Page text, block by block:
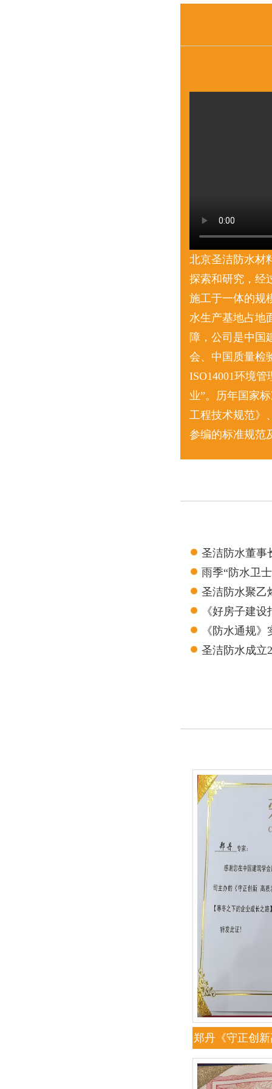
北京圣洁防水材
探索和研究，经
施工于一体的规
水生产基地占地
障，公司是中国
会、中国质量检
ISO14001环境
业”。历年国家
工程技术规范》
参编的标准规范
圣洁防水董事
雨季“防水卫
圣洁防水聚乙
测报告
《好房子建
《防水通规
圣洁防水成立
郑丹《守正创